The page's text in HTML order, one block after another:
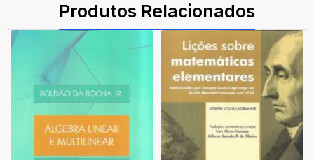
Produtos Relacionados